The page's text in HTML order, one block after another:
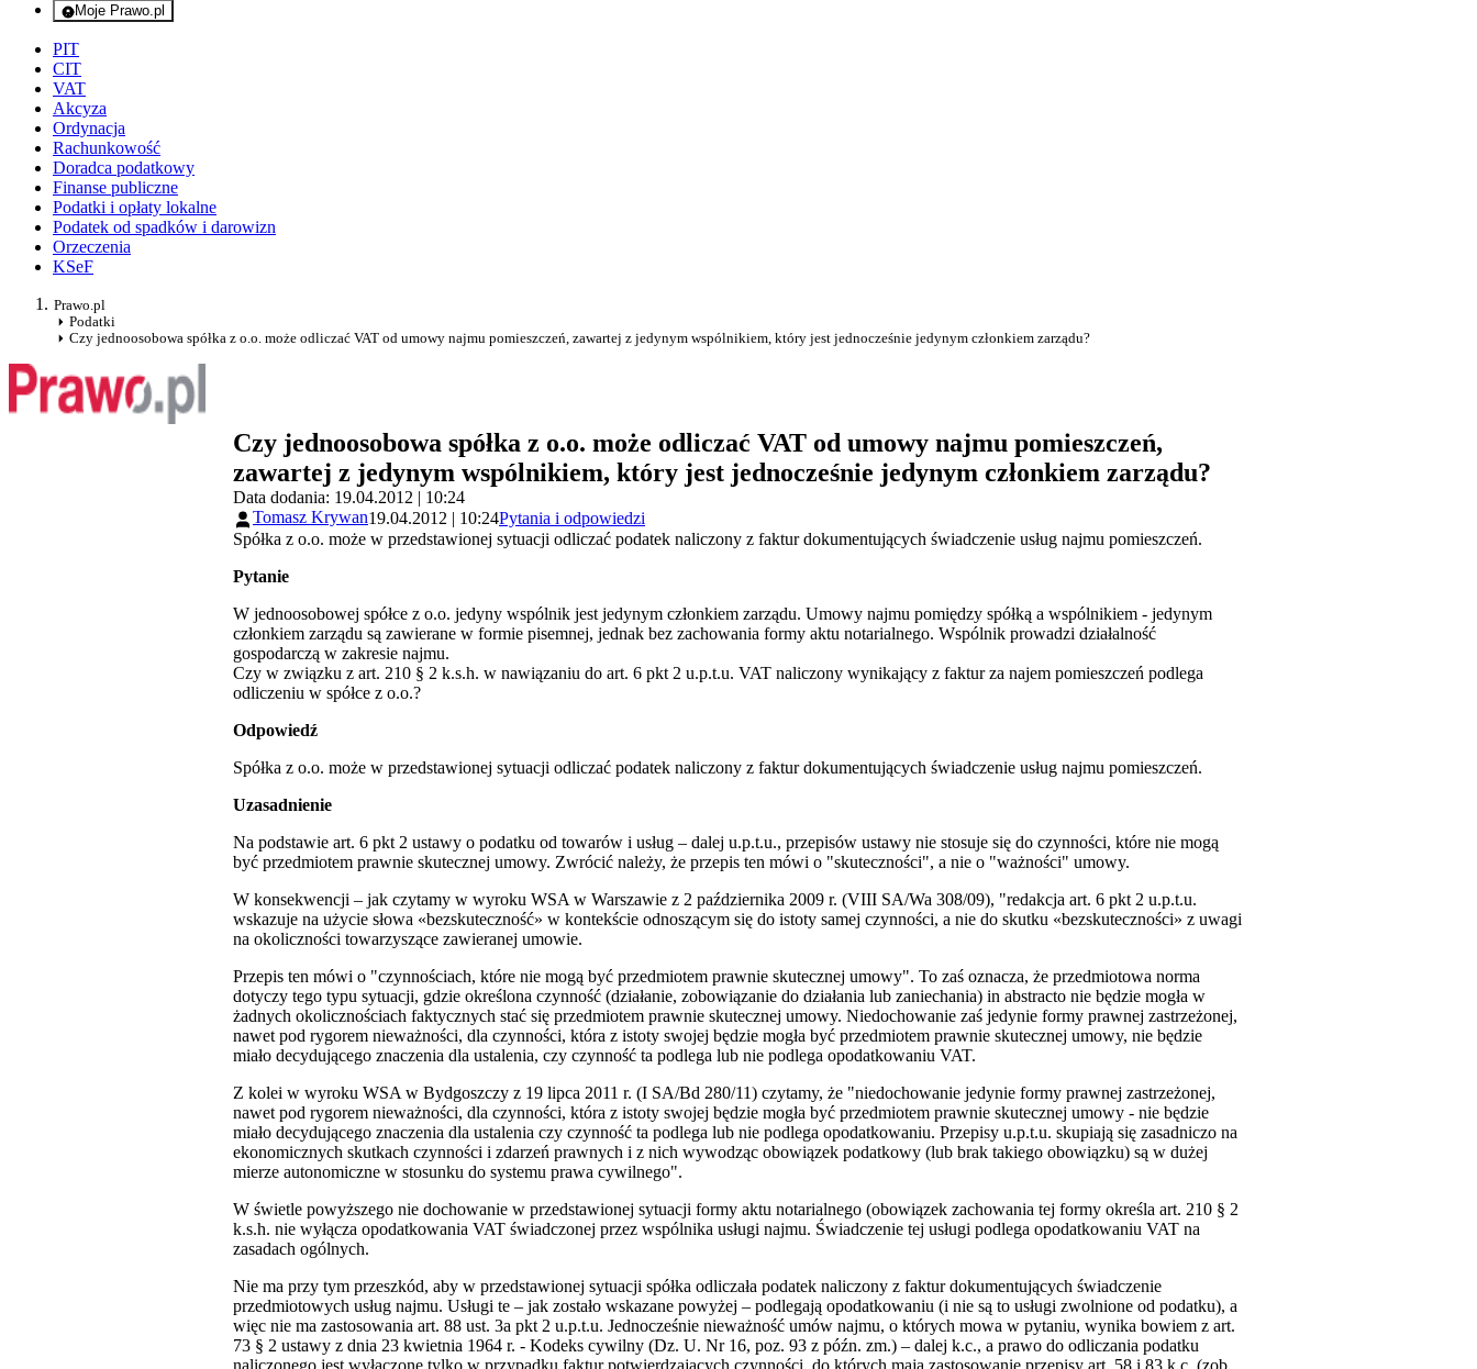
Moje Prawo.pl
- rejestracja i logowanie do serwisu
PIT
CIT
VAT
Akcyza
Ordynacja
Rachunkowość
Doradca podatkowy
Finanse publiczne
Podatki i opłaty lokalne
Podatek od spadków i darowizn
Orzeczenia
KSeF
Prawo.pl
Podatki
Czy jednoosobowa spółka z o.o. może odliczać VAT od umowy najmu pomieszczeń, zawartej z jedynym wspólnikiem, który jest jednocześnie jedynym członkiem zarządu?
Czy jednoosobowa spółka z o.o. może odliczać VAT od umowy najmu pomieszczeń,
zawartej z jedynym wspólnikiem, który jest jednocześnie jedynym członkiem zarządu?
Data dodania: 19.04.2012 | 10:24
Tomasz Krywan19.04.2012 | 10:24Pytania i odpowiedzi
Spółka z o.o. może w przedstawionej sytuacji odliczać podatek naliczony z faktur dokumentujących świadczenie usług najmu pomieszczeń.
Pytanie
W jednoosobowej spółce z o.o. jedyny wspólnik jest jedynym członkiem zarządu. Umowy najmu pomiędzy spółką a wspólnikiem - jedynym
członkiem zarządu są zawierane w formie pisemnej, jednak bez zachowania formy aktu notarialnego. Wspólnik prowadzi działalność
gospodarczą w zakresie najmu.
Czy w związku z art. 210 § 2 k.s.h. w nawiązaniu do art. 6 pkt 2 u.p.t.u. VAT naliczony wynikający z faktur za najem pomieszczeń podlega
odliczeniu w spółce z o.o.?
Odpowiedź
Spółka z o.o. może w przedstawionej sytuacji odliczać podatek naliczony z faktur dokumentujących świadczenie usług najmu pomieszczeń.
Uzasadnienie
Na podstawie art. 6 pkt 2 ustawy o podatku od towarów i usług – dalej u.p.t.u., przepisów ustawy nie stosuje się do czynności, które nie mogą
być przedmiotem prawnie skutecznej umowy. Zwrócić należy, że przepis ten mówi o "skuteczności", a nie o "ważności" umowy.
W konsekwencji – jak czytamy w wyroku WSA w Warszawie z 2 października 2009 r. (VIII SA/Wa 308/09), "redakcja art. 6 pkt 2 u.p.t.u.
wskazuje na użycie słowa «bezskuteczność» w kontekście odnoszącym się do istoty samej czynności, a nie do skutku «bezskuteczności» z uwagi
na okoliczności towarzyszące zawieranej umowie.
Przepis ten mówi o "czynnościach, które nie mogą być przedmiotem prawnie skutecznej umowy". To zaś oznacza, że przedmiotowa norma
dotyczy tego typu sytuacji, gdzie określona czynność (działanie, zobowiązanie do działania lub zaniechania) in abstracto nie będzie mogła w
żadnych okolicznościach faktycznych stać się przedmiotem prawnie skutecznej umowy. Niedochowanie zaś jedynie formy prawnej zastrzeżonej,
nawet pod rygorem nieważności, dla czynności, która z istoty swojej będzie mogła być przedmiotem prawnie skutecznej umowy, nie będzie
miało decydującego znaczenia dla ustalenia, czy czynność ta podlega lub nie podlega opodatkowaniu VAT.
Z kolei w wyroku WSA w Bydgoszczy z 19 lipca 2011 r. (I SA/Bd 280/11) czytamy, że "niedochowanie jedynie formy prawnej zastrzeżonej,
nawet pod rygorem nieważności, dla czynności, która z istoty swojej będzie mogła być przedmiotem prawnie skutecznej umowy - nie będzie
miało decydującego znaczenia dla ustalenia czy czynność ta podlega lub nie podlega opodatkowaniu. Przepisy u.p.t.u. skupiają się zasadniczo na
ekonomicznych skutkach czynności i zdarzeń prawnych i z nich wywodząc obowiązek podatkowy (lub brak takiego obowiązku) są w dużej
mierze autonomiczne w stosunku do systemu prawa cywilnego".
W świetle powyższego nie dochowanie w przedstawionej sytuacji formy aktu notarialnego (obowiązek zachowania tej formy określa art. 210 § 2
k.s.h. nie wyłącza opodatkowania VAT świadczonej przez wspólnika usługi najmu. Świadczenie tej usługi podlega opodatkowaniu VAT na
zasadach ogólnych.
Nie ma przy tym przeszkód, aby w przedstawionej sytuacji spółka odliczała podatek naliczony z faktur dokumentujących świadczenie
przedmiotowych usług najmu. Usługi te – jak zostało wskazane powyżej – podlegają opodatkowaniu (i nie są to usługi zwolnione od podatku), a
więc nie ma zastosowania art. 88 ust. 3a pkt 2 u.p.t.u. Jednocześnie nieważność umów najmu, o których mowa w pytaniu, wynika bowiem z art.
73 § 2 ustawy z dnia 23 kwietnia 1964 r. - Kodeks cywilny (Dz. U. Nr 16, poz. 93 z późn. zm.) – dalej k.c., a prawo do odliczania podatku
naliczonego jest wyłączone tylko w przypadku faktur potwierdzających czynności, do których mają zastosowanie przepisy art. 58 i 83 k.c. (zob.